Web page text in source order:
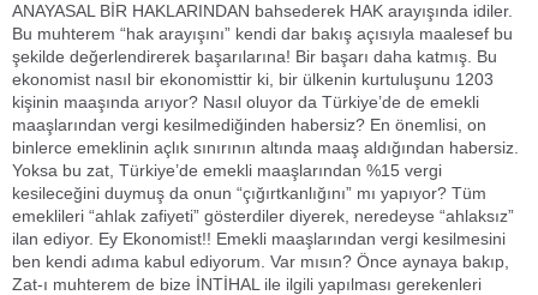
ANAYASAL BİR HAKLARINDAN bahsederek HAK arayışında idiler.
Bu muhterem “hak arayışını” kendi dar bakış açısıyla maalesef bu
şekilde değerlendirerek başarılarına! Bir başarı daha katmış. Bu
ekonomist nasıl bir ekonomisttir ki, bir ülkenin kurtuluşunu 1203
kişinin maaşında arıyor? Nasıl oluyor da Türkiye’de de emekli
maaşlarından vergi kesilmediğinden habersiz? En önemlisi, on
binlerce emeklinin açlık sınırının altında maaş aldığından habersiz.
Yoksa bu zat, Türkiye’de emekli maaşlarından %15 vergi
kesileceğini duymuş da onun “çığırtkanlığını” mı yapıyor? Tüm
emeklileri “ahlak zafiyeti” gösterdiler diyerek, neredeyse “ahlaksız”
ilan ediyor. Ey Ekonomist!! Emekli maaşlarından vergi kesilmesini
ben kendi adıma kabul ediyorum. Var mısın? Önce aynaya bakıp,
Zat-ı muhterem de bize İNTİHAL ile ilgili yapılması gerekenleri